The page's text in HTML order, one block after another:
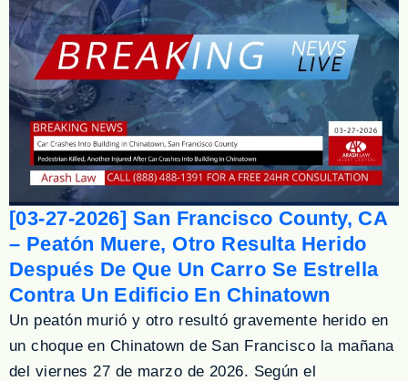
[03-27-2026] San Francisco County, CA
– Peatón Muere, Otro Resulta Herido
Después De Que Un Carro Se Estrella
Contra Un Edificio En Chinatown
Un peatón murió y otro resultó gravemente herido en
un choque en Chinatown de San Francisco la mañana
del viernes 27 de marzo de 2026. Según el